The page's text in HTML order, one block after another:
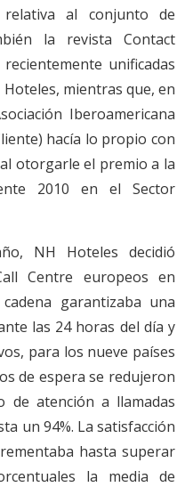
al conjunto de
la revista Contact
unificadas
mientras que, en
Iberoamericana
hacía lo propio con
otorgarle el premio a la
2010 en el Sector
NH Hoteles decidió
Centre europeos en
garantizaba una
las 24 horas del día y
para los nueve países
de espera se redujeron
de atención a llamadas
un 94%. La satisfacción
hasta superar
la media de